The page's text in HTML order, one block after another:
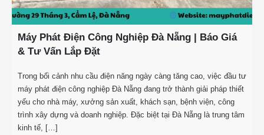
Máy Phát Điện Công Nghiệp Đà Nẵng | Báo Giá
& Tư Vấn Lắp Đặt
Trong bối cảnh nhu cầu điện năng ngày càng tăng cao, việc đầu tư
máy phát điện công nghiệp Đà Nẵng đang trở thành giải pháp thiết
yếu cho nhà máy, xưởng sản xuất, khách sạn, bệnh viện, công
trình xây dựng và doanh nghiệp. Đặc biệt tại Đà Nẵng là trung tâm
kinh tế, […]